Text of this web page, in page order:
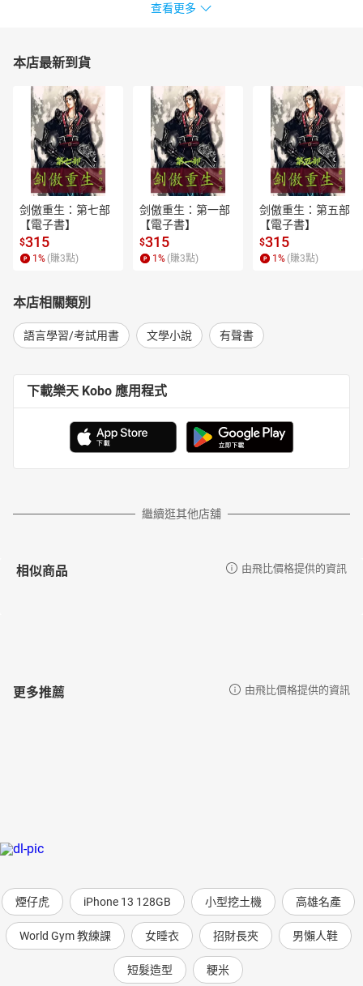
查看更多
本店最新到貨
剑傲重生：第七部
【電子書】
$315
1 % (賺3點)
剑傲重生：第一部
【電子書】
$315
1 % (賺3點)
剑傲重生：第五部
【電子書】
$315
1 % (賺3點)
本店相關類別
語言學習/考試用書 文學小說 有聲書
下載樂天 Kobo 應用程式
繼續逛其他店舖
相似商品 由飛比價格提供的資訊
更多推薦 由飛比價格提供的資訊
煙仔虎 iPhone 13 128GB 小型挖土機 高雄名產
World Gym 教練課 女睡衣 招財長夾 男懶人鞋
短髮造型 粳米